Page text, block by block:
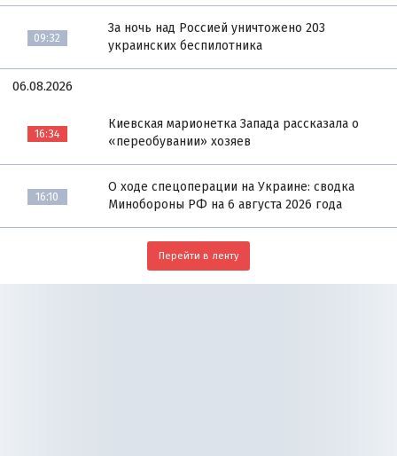
09:32
За ночь над Россией уничтожено 203
украинских беспилотника
06.08.2026
16:34
Киевская марионетка Запада рассказала о
«переобувании» хозяев
16:10
О ходе спецоперации на Украине: сводка
Минобороны РФ на 6 августа 2026 года
Перейти в ленту